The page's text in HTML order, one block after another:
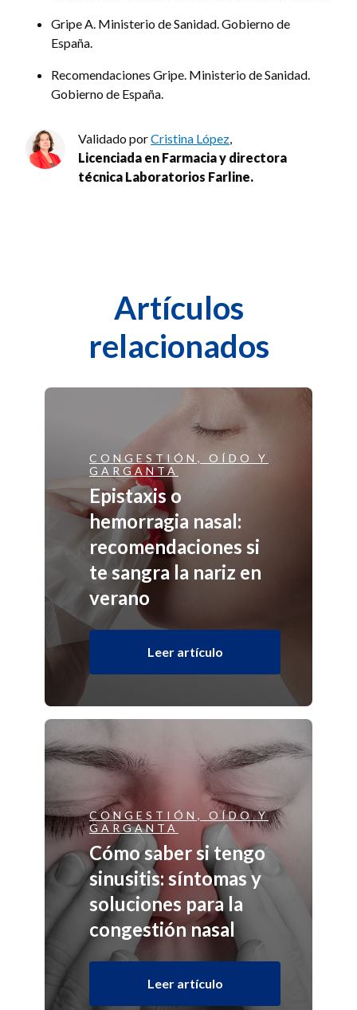
Gripe A. Ministerio de Sanidad. Gobierno de
España.
Recomendaciones Gripe. Ministerio de Sanidad.
Gobierno de España.
Validado porCristina López,
Licenciada en Farmacia y directora
técnica Laboratorios Farline.
Artículos
relacionados
CONGESTIÓN, OÍDO Y
GARGANTA
Epistaxis o
hemorragia nasal:
recomendaciones si
te sangra la nariz en
verano
Leer artículo
CONGESTIÓN, OÍDO Y
GARGANTA
Cómo saber si tengo
sinusitis: síntomas y
soluciones para la
congestión nasal
Leer artículo